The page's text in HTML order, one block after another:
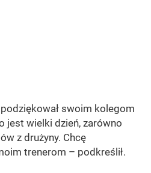
swoim kolegom
jest wielki dzień, zarówno
z drużyny. Chcę
trenerom – podkreślił.